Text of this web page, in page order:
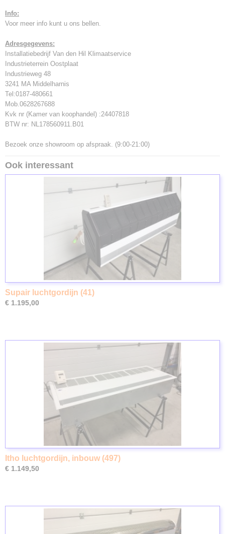
Info:
Voor meer info kunt u ons bellen.
Adresgegevens:
Installatiebedrijf Van den Hil Klimaatservice
Industrieterrein Oostplaat
Industrieweg 48
3241 MA Middelharnis
Tel:0187-480661
Mob.0628267688
Kvk nr (Kamer van koophandel) :24407818
BTW nr: NL178560911.B01
Bezoek onze showroom op afspraak. (9:00-21:00)
Ook interessant
Supair luchtgordijn (41)
€ 1.195,00
Itho luchtgordijn, inbouw (497)
€ 1.149,50